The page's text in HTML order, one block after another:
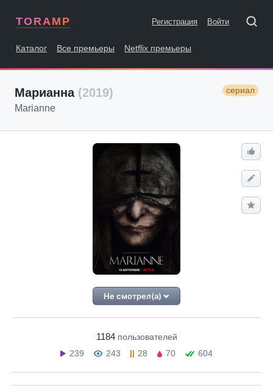
TORAMP Регистрация Войти
Каталог Все премьеры Netflix премьеры
Марианна (2019) сериал
Marianne
Не смотрел(а)
1184 пользователей
239
243 28 70 604